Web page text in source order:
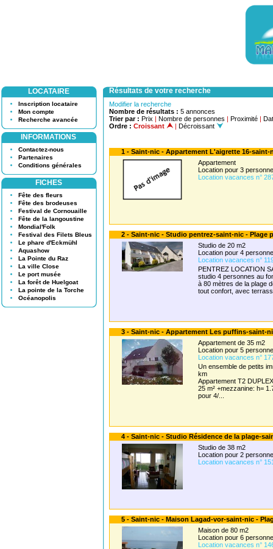
LOCATAIRE
Inscription locataire
Mon compte
Recherche avancée
INFORMATIONS
Contactez-nous
Partenaires
Conditions générales
FICHES
Fête des fleurs
Fête des brodeuses
Festival de Cornouaille
Fête de la langoustine
Mondial'Folk
Festival des Filets Bleus
Le phare d'Eckmühl
Aquashow
La Pointe du Raz
La ville Close
Le port musée
La forêt de Huelgoat
La pointe de la Torche
Océanopolis
Résultats de votre recherche
Modifier la recherche
Nombre de résultats : 5 annonces
Trier par : Prix | Nombre de personnes | Proximité |
Ordre : Croissant | Décroissant
1 - Saint-nic - Appartement L'aigrette 16-saint-
Appartement
Location pour 3
Location vacances n°
2 - Saint-nic - Studio pentrez-saint-nic - Plage
Studio de 20 m2
Location pour 4
Location vacances n°
PENTREZ LOCATION
studio 4 personnes au
à 80 mètres de la plage
tout confort, avec
3 - Saint-nic - Appartement Les puffins-saint-
Appartement de 35 m2
Location pour 5
Location vacances n°
Un ensemble de petits
km
Appartement T2 DUPLEX
25 m² +mezzanine: h=
pour 4/...
4 - Saint-nic - Studio Résidence de la plage-
Studio de 38 m2
Location pour 2
Location vacances n°
5 - Saint-nic - Maison Lagad-vor-saint-nic -
Maison de 80 m2
Location pour 6
Location vacances n°